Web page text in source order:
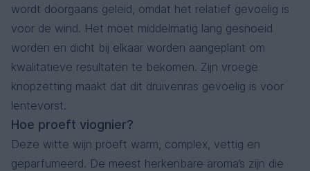
wordt doorgaans geleid, omdat het relatief gevoelig is
voor de wind. Het moet middelmatig lang gesnoeid
worden en dicht bij elkaar worden aangeplant om
kwalitatieve resultaten te bekomen. Zijn vroege
knopzetting maakt dat dit druivenras gevoelig is voor
lentevorst.
Hoe proeft viognier?
Deze witte wijn proeft warm, complex, vettig en
geparfumeerd. De meest herkenbare aroma’s zijn die